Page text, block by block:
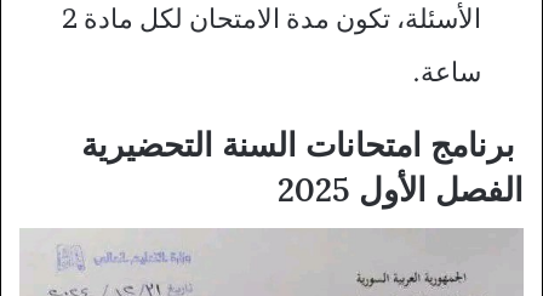
الأسئلة، تكون مدة الامتحان لكل مادة 2
ساعة.
برنامج امتحانات السنة التحضيرية
الفصل الأول 2025